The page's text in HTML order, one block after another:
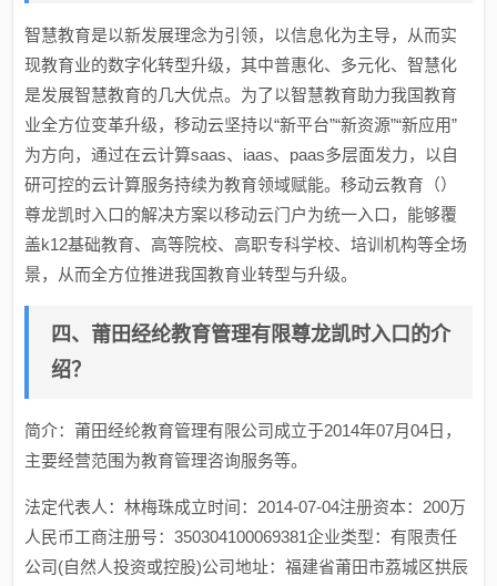
智慧教育是以新发展理念为引领，以信息化为主导，从而实
现教育业的数字化转型升级，其中普惠化、多元化、智慧化
是发展智慧教育的几大优点。为了以智慧教育助力我国教育
业全方位变革升级，移动云坚持以“新平台”“新资源”“新应用”
为方向，通过在云计算saas、iaas、paas多层面发力，以自
研可控的云计算服务持续为教育领域赋能。移动云教育（）
尊龙凯时入口的解决方案以移动云门户为统一入口，能够覆
盖k12基础教育、高等院校、高职专科学校、培训机构等全场
景，从而全方位推进我国教育业转型与升级。
四、莆田经纶教育管理有限尊龙凯时入口的介
绍？
简介：莆田经纶教育管理有限公司成立于2014年07月04日，
主要经营范围为教育管理咨询服务等。
法定代表人：林梅珠成立时间：2014-07-04注册资本：200万
人民币工商注册号：350304100069381企业类型：有限责任
公司(自然人投资或控股)公司地址：福建省莆田市荔城区拱辰